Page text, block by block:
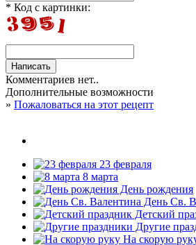
* Код с картинки:
Комментариев нет..
Дополнительные возможности
» Пожаловаться на этот рецепт
23 февраля
8 марта
День рождения
День Св.
Детский
Другие
На скорую